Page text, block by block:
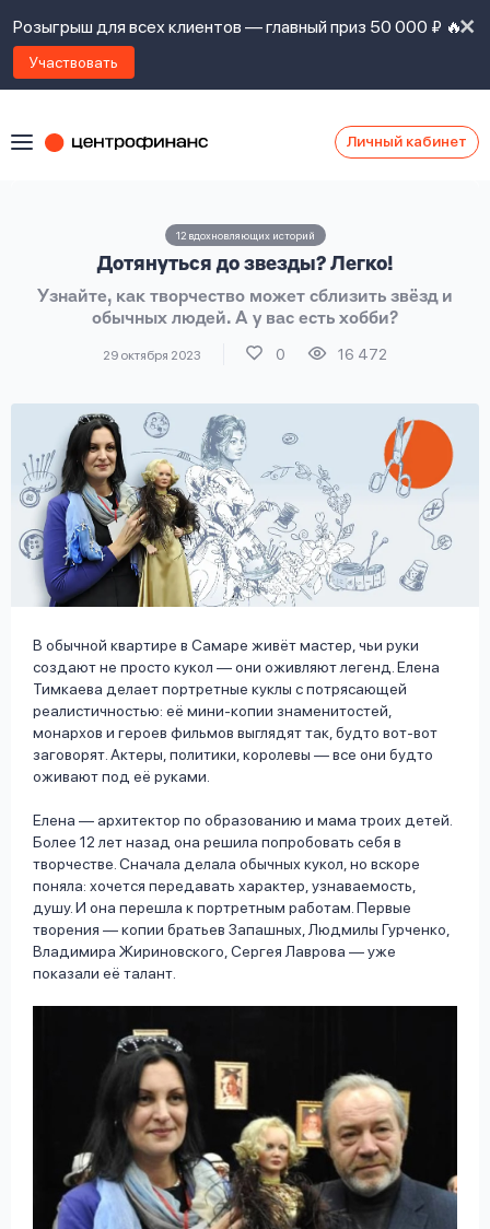
Розыгрыш для всех клиентов — главный приз 50 000 ₽ 🔥
Участвовать
Личный кабинет
12 вдохновляющих историй
Дотянуться до звезды? Легко!
Узнайте, как творчество может сблизить звёзд и
обычных людей. А у вас есть хобби?
29 октября 2023 0 16 472
В обычной квартире в Самаре живёт мастер, чьи руки
создают не просто кукол — они оживляют легенд. Елена
Тимкаева делает портретные куклы с потрясающей
реалистичностью: её мини-копии знаменитостей,
монархов и героев фильмов выглядят так, будто вот-вот
заговорят. Актеры, политики, королевы — все они будто
оживают под её руками.
Елена — архитектор по образованию и мама троих детей.
Более 12 лет назад она решила попробовать себя в
творчестве. Сначала делала обычных кукол, но вскоре
поняла: хочется передавать характер, узнаваемость,
душу. И она перешла к портретным работам. Первые
творения — копии братьев Запашных, Людмилы Гурченко,
Владимира Жириновского, Сергея Лаврова — уже
показали её талант.
Оформить заявку
Войти под другим номером
контакты
Задать
вопрос
Ответы
на
вопросы
правилами
предоставления
политикой
согласие
на
обработку
личных
данных